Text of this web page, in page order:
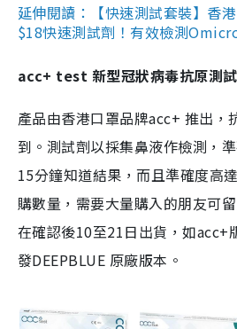
延伸閱讀：【快速測試套裝】香
$18快速測試劑！有效檢測
acc+ test 新型冠狀病毒抗原測
產品由香港口罩品牌acc+ 推出，
到。測試劑以採集鼻液作檢測，
15分鐘知道結果，而且準確度高
購數量，需要大量購入的朋友可
在確認後10至21日出貨，如acc+
發DEEPBLUE 原廠版本。